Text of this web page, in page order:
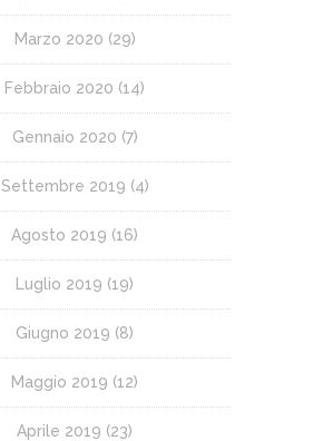
Marzo 2020 (29)
Febbraio 2020 (14)
Gennaio 2020 (7)
Settembre 2019 (4)
Agosto 2019 (16)
Luglio 2019 (19)
Giugno 2019 (8)
Maggio 2019 (12)
Aprile 2019 (23)